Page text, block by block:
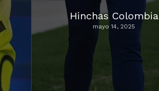
Hinchas Colombia
mayo 14, 2025